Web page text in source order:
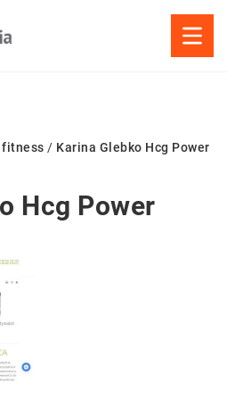
fitness / Karina Glebko Hcg Power
Hcg Power